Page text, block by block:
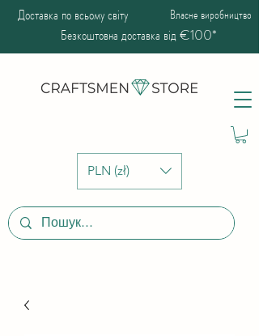
PLN (zł)
Доставка по всьому світу Власне виробництво
Безкоштовна доставка від €100*